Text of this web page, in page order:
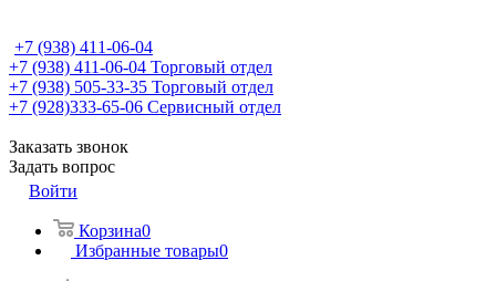
+7 (938) 411-06-04
+7 (938) 411-06-04 Торговый отдел
+7 (938) 505-33-35 Торговый отдел
+7 (928)333-65-06 Сервисный отдел
Заказать звонок
Задать вопрос
Войти
Корзина0
Избранные товары0